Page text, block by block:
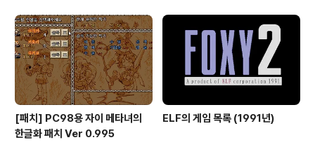
[패치] PC98용 자이 메타녀의
한글화 패치 Ver 0.995
ELF의 게임 목록 (1991년)